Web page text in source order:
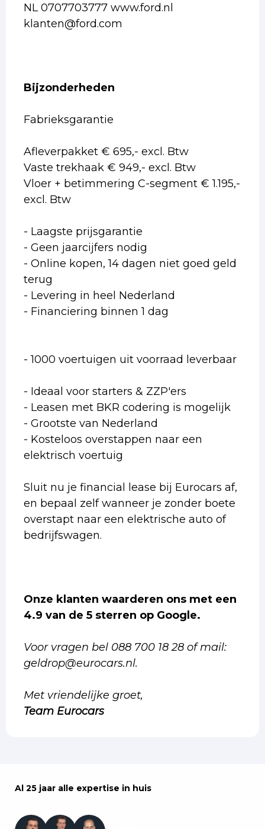
NL 0707703777 www.ford.nl
klanten@ford.com
Bijzonderheden
Fabrieksgarantie
Afleverpakket € 695,- excl. Btw
Vaste trekhaak € 949,- excl. Btw
Vloer + betimmering C-segment € 1.195,-
excl. Btw
- Laagste prijsgarantie
- Geen jaarcijfers nodig
- Online kopen, 14 dagen niet goed geld
terug
- Levering in heel Nederland
- Financiering binnen 1 dag
- 1000 voertuigen uit voorraad leverbaar
- Ideaal voor starters & ZZP'ers
- Leasen met BKR codering is mogelijk
- Grootste van Nederland
- Kosteloos overstappen naar een
elektrisch voertuig
Sluit nu je financial lease bij Eurocars af,
en bepaal zelf wanneer je zonder boete
overstapt naar een elektrische auto of
bedrijfswagen.
Onze klanten waarderen ons met een
4.9 van de 5 sterren op Google.
Voor vragen bel 088 700 18 28 of mail:
geldrop@eurocars.nl.
Met vriendelijke groet,
Team Eurocars
Al 25 jaar alle expertise in huis